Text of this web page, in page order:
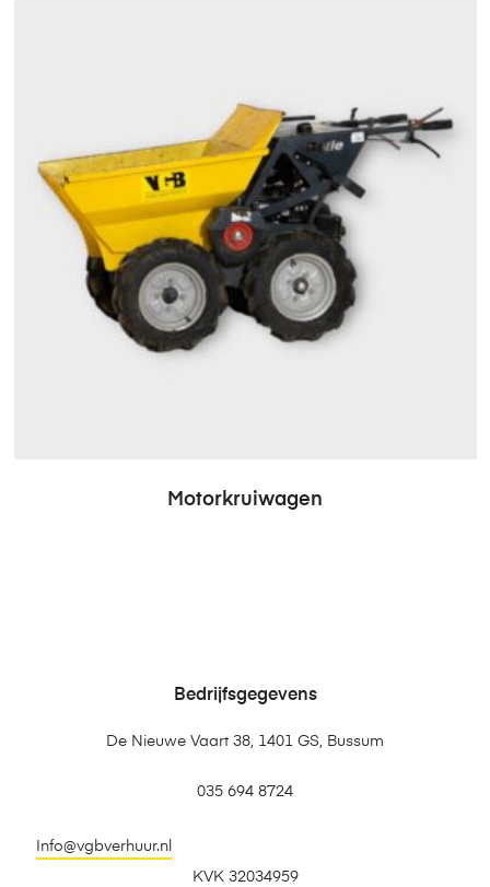
Motorkruiwagen
Bedrijfsgegevens
De Nieuwe Vaart 38, 1401 GS, Bussum
035 694 8724
Info@vgbverhuur.nl
KVK 32034959